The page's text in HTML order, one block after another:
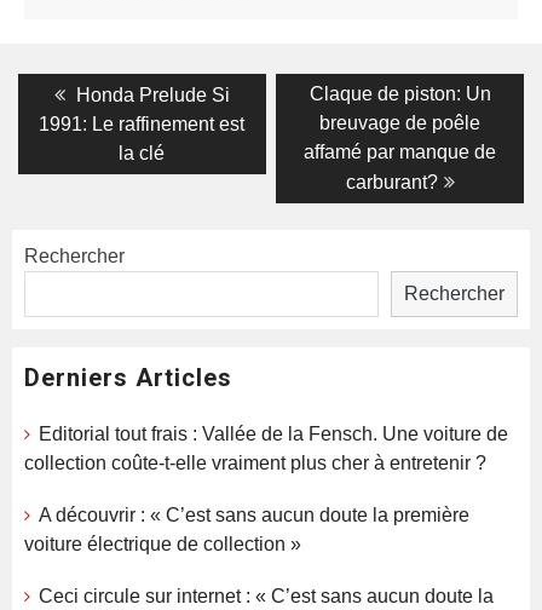
Navigation
de
Previous
post:
Honda Prelude Si
1991: Le raffinement est
la clé
Next
post:
Claque de piston: Un
breuvage de poêle
affamé par manque de
carburant?
Rechercher
Rechercher
Derniers Articles
Editorial tout frais : Vallée de la Fensch. Une voiture de
collection coûte-t-elle vraiment plus cher à entretenir ?
A découvrir : « C’est sans aucun doute la première
voiture électrique de collection »
Ceci circule sur internet : « C’est sans aucun doute la